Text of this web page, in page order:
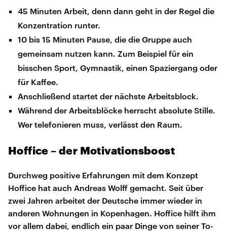
45 Minuten Arbeit, denn dann geht in der Regel die
Konzentration runter.
10 bis 15 Minuten Pause, die die Gruppe auch
gemeinsam nutzen kann. Zum Beispiel für ein
bisschen Sport, Gymnastik, einen Spaziergang oder
für Kaffee.
Anschließend startet der nächste Arbeitsblock.
Während der Arbeitsblöcke herrscht absolute Stille.
Wer telefonieren muss, verlässt den Raum.
Hoffice – der Motivationsboost
Durchweg positive Erfahrungen mit dem Konzept
Hoffice hat auch Andreas Wolff gemacht. Seit über
zwei Jahren arbeitet der Deutsche immer wieder in
anderen Wohnungen in Kopenhagen. Hoffice hilft ihm
vor allem dabei, endlich ein paar Dinge von seiner To-